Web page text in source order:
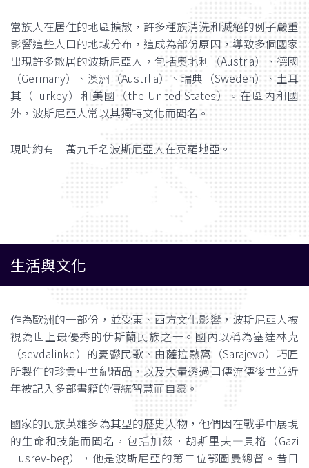
當族人在居住的地區擴散，許多種族清洗和滅絕的例子嚴重
影響這些人口的地域分布，這成為部份原因，導致多個國家
出現許多散居的波斯尼亞人，包括奧地利（Austria）、德國
（Germany）、澳洲（Austrlia）、瑞典（Sweden）、土耳
其（Turkey）和美國（the United States）。在區內和國
外，波斯尼亞人常以其獨特文化而聞名。
現時約有二萬九千名波斯尼亞人在克羅地亞。
生活與文化
作為歐洲的一部份，並受東、西方文化影響，波斯尼亞人被
視為世上最優秀的伊斯蘭民族之一。國內以稱為塞達林克
（sevdalinke）的憂鬱民歌、由薩拉熱窩（Sarajevo）巧匠
所製作的珍貴中世紀精品，以及大量透過口傳流傳後世並近
年被記入多部書籍的傳統智慧而自豪。
國家的民族英雄多為其型的歷史人物，他們因在戰爭中展現
的生命和技能而聞名，包括加茲．胡斯里夫—貝格（Gazi
Husrev-beg），他是波斯尼亞的第二位鄂圖曼總督。昔日